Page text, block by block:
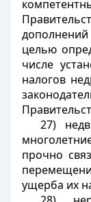
целью
числе
налогов
27)
прочно
ущерба их